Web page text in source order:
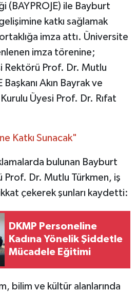
(BAYPROJE) ile Bayburt
katkı sağlamak
imza attı. Üniversite
imza törenine;
Rektörü Prof. Dr. Mutlu
Akın Bayrak ve
Üyesi Prof. Dr. Rıfat
Katkı Sunacak"
bulunan Bayburt
Prof. Dr. Mutlu Türkmen, iş
çekerek şunları kaydetti:
DKMP Personeline
Kadına Yönelik Şiddetle
Mücadele Eğitimi
bilim ve kültür alanlarında